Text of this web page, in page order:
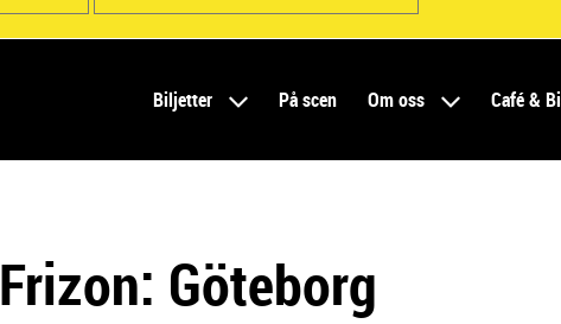
H
v
a
v
Biljetter På scen Om oss Café &
Frizon: Göteborg